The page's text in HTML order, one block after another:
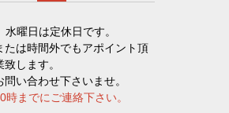
水曜日は定休日です。
たは時間外でもアポイント頂
します。
問い合わせ下さいませ。
までにご連絡下さい。